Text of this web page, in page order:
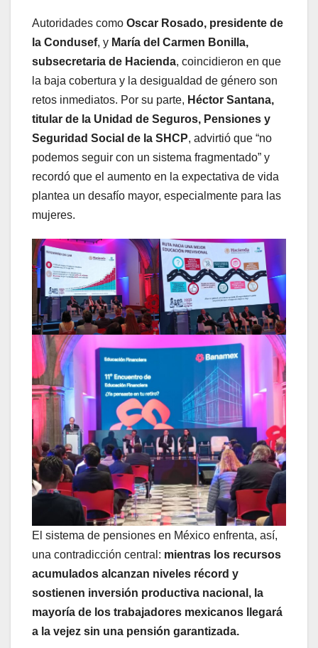
Autoridades como Oscar Rosado, presidente de
la Condusef, y María del Carmen Bonilla,
subsecretaria de Hacienda, coincidieron en que
la baja cobertura y la desigualdad de género son
retos inmediatos. Por su parte, Héctor Santana,
titular de la Unidad de Seguros, Pensiones y
Seguridad Social de la SHCP, advirtió que “no
podemos seguir con un sistema fragmentado” y
recordó que el aumento en la expectativa de vida
plantea un desafío mayor, especialmente para las
mujeres.
El sistema de pensiones en México enfrenta, así,
una contradicción central: mientras los recursos
acumulados alcanzan niveles récord y
sostienen inversión productiva nacional, la
mayoría de los trabajadores mexicanos llegará
a la vejez sin una pensión garantizada.